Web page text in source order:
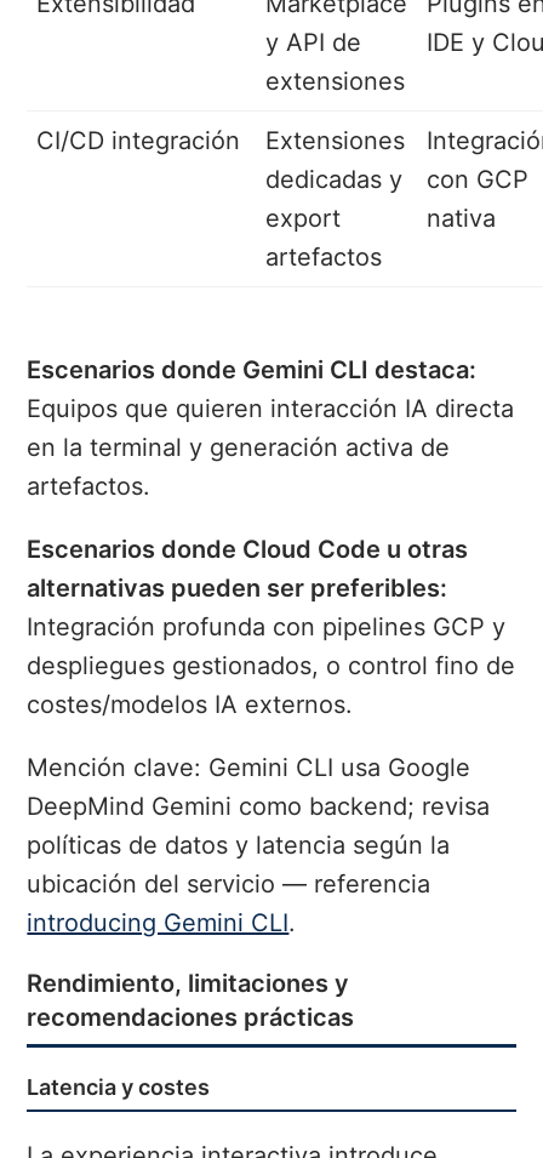
y API de
extensiones
IDE y
CI/CD integración
Extensiones
dedicadas y
export
artefactos
con GCP
nativa
Escenarios donde Gemini CLI destaca:
Equipos que quieren interacción IA directa
en la terminal y generación activa de
artefactos.
Escenarios donde Cloud Code u otras
alternativas pueden ser preferibles:
Integración profunda con pipelines GCP y
despliegues gestionados, o control fino de
costes/modelos IA externos.
Mención clave: Gemini CLI usa Google
DeepMind Gemini como backend; revisa
políticas de datos y latencia según la
ubicación del servicio — referencia
introducing Gemini CLI.
Rendimiento, limitaciones y
recomendaciones prácticas
Latencia y costes